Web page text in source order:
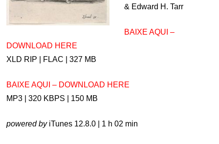
& Edward H. Tarr
BAIXE AQUI –
DOWNLOAD HERE
XLD RIP | FLAC | 327 MB
BAIXE AQUI – DOWNLOAD HERE
MP3 | 320 KBPS | 150 MB
powered byiTunes 12.8.0 | 1 h 02 min